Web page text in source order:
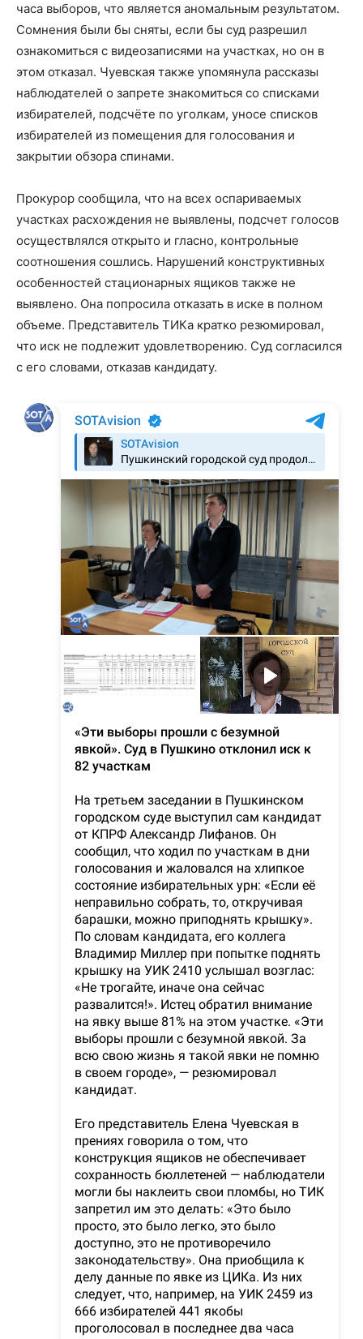
часа выборов, что является аномальным результатом.
Сомнения были бы сняты, если бы суд разрешил
ознакомиться с видеозаписями на участках, но он в
этом отказал. Чуевская также упомянула рассказы
наблюдателей о запрете знакомиться со списками
избирателей, подсчёте по уголкам, уносе списков
избирателей из помещения для голосования и
закрытии обзора спинами.
Прокурор сообщила, что на всех оспариваемых
участках расхождения не выявлены, подсчет голосов
осуществлялся открыто и гласно, контрольные
соотношения сошлись. Нарушений конструктивных
особенностей стационарных ящиков также не
выявлено. Она попросила отказать в иске в полном
объеме. Представитель ТИКа кратко резюмировал,
что иск не подлежит удовлетворению. Суд согласился
с его словами, отказав кандидату.